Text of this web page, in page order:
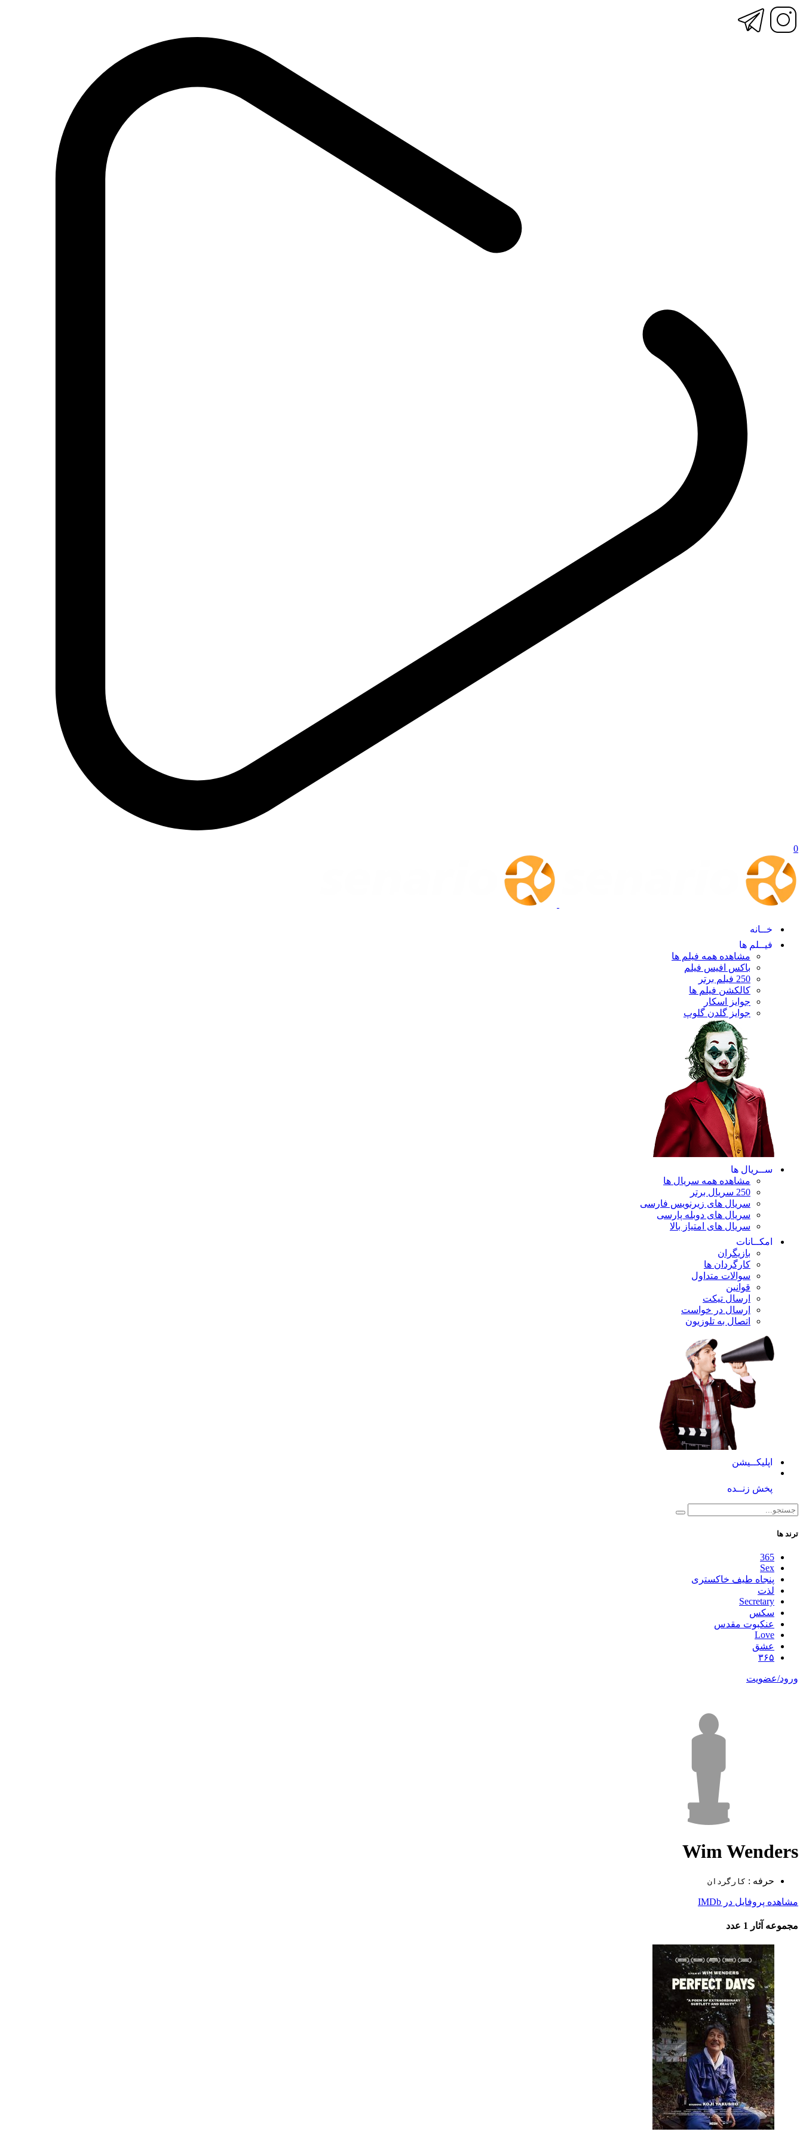
0
خــانه
فیــلم ها
مشاهده همه فیلم ها
باکس افیس فیلم
250 فیلم برتر
کالکشن فیلم ها
جوایز اسکار
جوایز گلدن گلوپ
ســریال ها
مشاهده همه سریال ها
250 سریال برتر
سریال های زیرنویس فارسی
سریال های دوبله پارسی
سریال های امتیاز بالا
امکــانات
بازیگران
کارگردان ها
سوالات متداول
قوانین
ارسال تیکت
ارسال در خواست
اتصال به تلوزیون
اپلیکــیشن
پخش زنــده
ترند ها
365
Sex
پنجاه طیف خاکستری
لذت
Secretary
سکس
عنکبوت مقدس
Love
عشق
۳۶۵
ورود/عضویت
Wim Wenders
حرفه : کارگردان
مشاهده پروفایل در IMDb
مجموعه آثار 1 عدد